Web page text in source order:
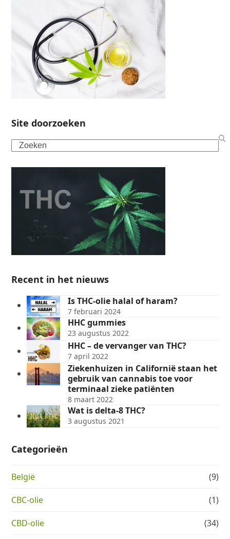
Site doorzoeken
Search
Recent in het nieuws
Is THC-olie halal of haram?
7 februari 2024
HHC gummies
23 augustus 2022
HHC – de vervanger van THC?
7 april 2022
Ziekenhuizen in Californië staan het
gebruik van cannabis toe voor
terminaal zieke patiënten
8 maart 2022
Wat is delta-8 THC?
3 augustus 2021
Categorieën
België (9)
CBC-olie (1)
CBD-olie (34)